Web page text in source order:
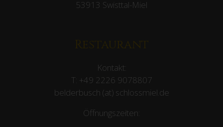
53913 Swisttal-Miel
Restaurant
Kontakt:
T: +49 2226 9078807
belderbusch (at) schlossmiel.de
Öffnungszeiten: